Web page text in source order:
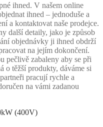
ihned. V našem online
ihned – jednoduše a
a kontaktovat naše prodejce.
další detaily, jako je způsob
objednávky ji ihned obdrží
na jejím dokončení.
pečlivě zabaleny aby se při
o těžší produkty, dáváme si
pracují rychle a
na vámi zadanou
(400V)